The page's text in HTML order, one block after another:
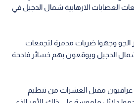
العصابات الارهابية شمال الدجيل في
الجو وجهوا ضربات مدمرة لتجمعات
الدجيل ويوقعون بهم خسائر فادحة
مقتل العشرات من تنظيم